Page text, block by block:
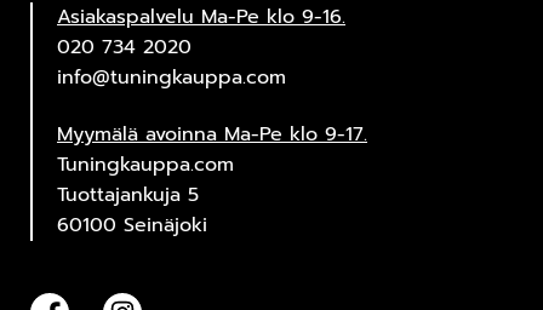
Asiakaspalvelu Ma-Pe klo 9-16.
020 734 2020
info@tuningkauppa.com
Myymälä avoinna Ma-Pe klo 9-17.
Tuningkauppa.com
Tuottajankuja 5
60100 Seinäjoki